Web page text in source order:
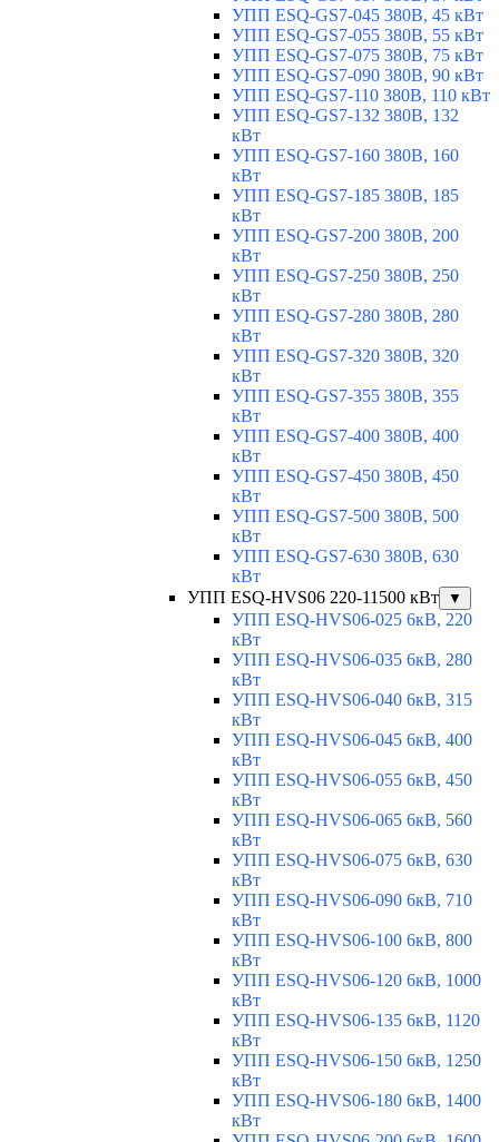
УПП ESQ-GS7-045 380В, 45 кВт
УПП ESQ-GS7-055 380В, 55 кВт
УПП ESQ-GS7-075 380В, 75 кВт
УПП ESQ-GS7-090 380В, 90 кВт
УПП ESQ-GS7-110 380В, 110 кВт
УПП ESQ-GS7-132 380В, 132
кВт
УПП ESQ-GS7-160 380В, 160
кВт
УПП ESQ-GS7-185 380В, 185
кВт
УПП ESQ-GS7-200 380В, 200
кВт
УПП ESQ-GS7-250 380В, 250
кВт
УПП ESQ-GS7-280 380В, 280
кВт
УПП ESQ-GS7-320 380В, 320
кВт
УПП ESQ-GS7-355 380В, 355
кВт
УПП ESQ-GS7-400 380В, 400
кВт
УПП ESQ-GS7-450 380В, 450
кВт
УПП ESQ-GS7-500 380В, 500
кВт
УПП ESQ-GS7-630 380В, 630
кВт
УПП ESQ-HVS06 220-11500 кВт
▼
УПП ESQ-HVS06-025 6кВ, 220
кВт
УПП ESQ-HVS06-035 6кВ, 280
кВт
УПП ESQ-HVS06-040 6кВ, 315
кВт
УПП ESQ-HVS06-045 6кВ, 400
кВт
УПП ESQ-HVS06-055 6кВ, 450
кВт
УПП ESQ-HVS06-065 6кВ, 560
кВт
УПП ESQ-HVS06-075 6кВ, 630
кВт
УПП ESQ-HVS06-090 6кВ, 710
кВт
УПП ESQ-HVS06-100 6кВ, 800
кВт
УПП ESQ-HVS06-120 6кВ, 1000
кВт
УПП ESQ-HVS06-135 6кВ, 1120
кВт
УПП ESQ-HVS06-150 6кВ, 1250
кВт
УПП ESQ-HVS06-180 6кВ, 1400
кВт